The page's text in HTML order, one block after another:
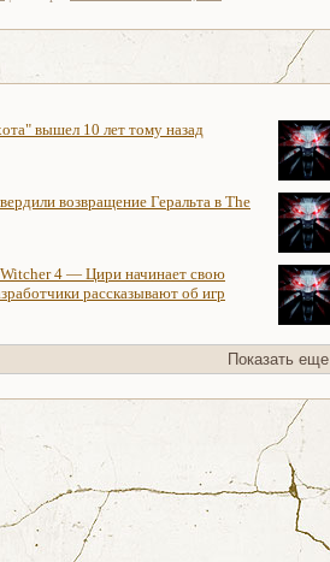
вышел 10 лет тому назад
возвращение Геральта в The
4 — Цири начинает свою
рассказывают об игр
Показать еще